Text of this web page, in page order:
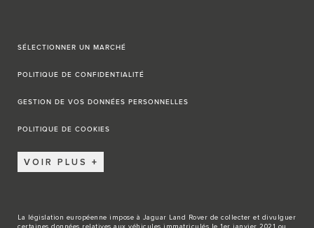
SÉLECTIONNER UN MARCHÉ
POLITIQUE DE CONFIDENTIALITÉ
GESTION DE VOS DONNÉES PERSONNELLES
POLITIQUE DE COOKIES
VOIR PLUS
La législation européenne impose à Jaguar Land Rover de collecter et divulguer